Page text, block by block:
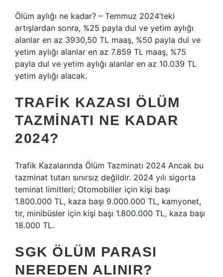
Ölüm aylığı ne kadar? – Temmuz 2024’teki
artışlardan sonra, %25 payla dul ve yetim aylığı
alanlar en az 3930,50 TL maaş, %50 payla dul ve
yetim aylığı alanlar en az 7.859 TL maaş, %75
payla dul ve yetim aylığı alanlar en az 10.039 TL
yetim aylığı alacak.
TRAFIK KAZASI ÖLÜM
TAZMINATI NE KADAR
2024?
Trafik Kazalarında Ölüm Tazminatı 2024 Ancak bu
tazminat tutarı sınırsız değildir. 2024 yılı sigorta
teminat limitleri; Otomobiller için kişi başı
1.800.000 TL, kaza başı 9.000.000 TL, kamyonet,
tır, minibüsler için kişi başı 1.800.000 TL, kaza başı
18.000 TL.
SGK ÖLÜM PARASI
NEREDEN ALINIR?